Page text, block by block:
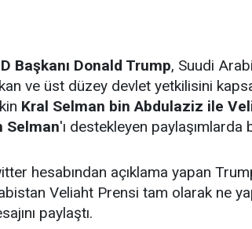
Başkanı Donald Trump, Suudi
ve üst düzey devlet yetkilisini
Kral Selman bin Abdulaziz ile
Selman'ı destekleyen paylaşımlarda
hesabından açıklama yapan
Veliaht Prensi tam olarak ne
paylaştı.